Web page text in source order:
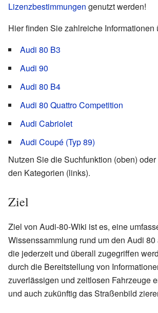
Lizenzbestimmungen genutzt werden!
Hier finden Sie zahlreiche Informationen
Audi 80 B3
Audi 90
Audi 80 B4
Audi 80 Quattro Competition
Audi Cabriolet
Audi Coupé (Typ 89)
Nutzen Sie die Suchfunktion (oben)
den Kategorien (links).
Ziel
Ziel von Audi-80-Wiki ist es, eine
Wissenssammlung rund um den Audi
die jederzeit und überall zugegriffen
durch die Bereitstellung von
zuverlässigen und zeitlosen Fahrzeuge
und auch zukünftig das Straßenbild